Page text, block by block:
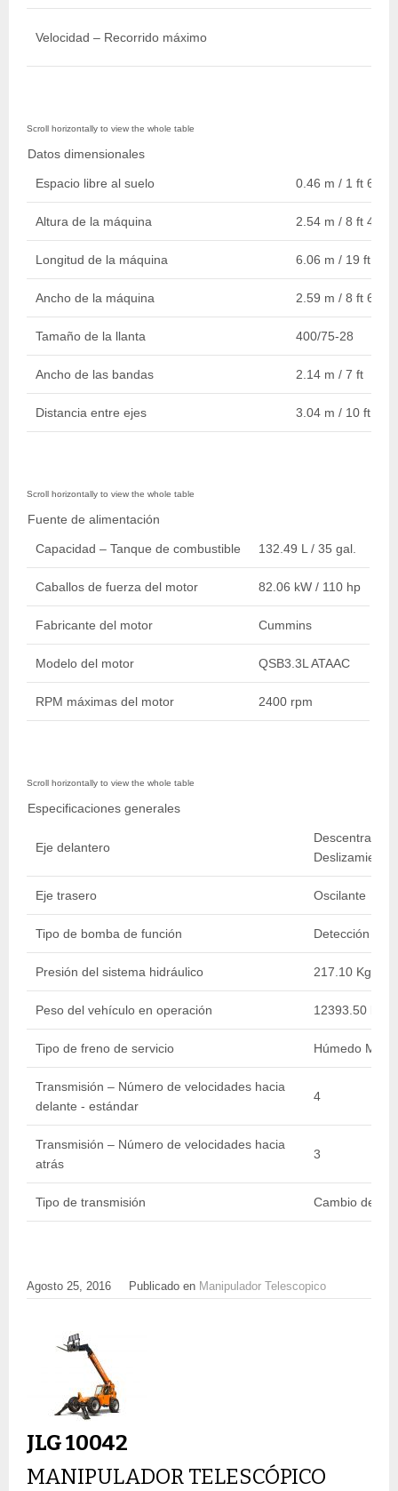
Velocidad – Recorrido máximo
Datos dimensionales
Espacio libre al suelo 0.46 m / 1 ft 6 in.
Altura de la máquina 2.54 m / 8 ft 4 in.
Longitud de la máquina 6.06 m / 19 ft 11
Ancho de la máquina 2.59 m / 8 ft 6 in.
Tamaño de la llanta 400/75-28
Ancho de las bandas 2.14 m / 7 ft
Distancia entre ejes 3.04 m / 10 ft
Fuente de alimentación
Capacidad – Tanque de combustible 132.49 L / 35 gal.
Caballos de fuerza del motor 82.06 kW / 110 hp
Fabricante del motor Cummins
Modelo del motor QSB3.3L ATAAC
RPM máximas del motor 2400 rpm
Especificaciones generales
Eje delantero
Deslizamiento
Eje trasero Oscilante
Tipo de bomba de función Detección
Presión del sistema hidráulico 217.10 Kg/
Peso del vehículo en operación 12393.50 kg /
Tipo de freno de servicio Húmedo
Transmisión – Número de velocidades hacia
delante - estándar
4
Transmisión – Número de velocidades hacia
atrás
3
Tipo de transmisión Cambio de
Agosto 25, 2016 Publicado en Manipulador Telescopico
JLG 10042
MANIPULADOR TELESCÓPICO